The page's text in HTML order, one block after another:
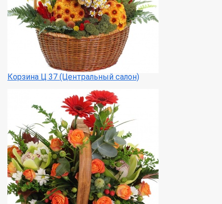
Корзина Ц 37 (Центральный салон)